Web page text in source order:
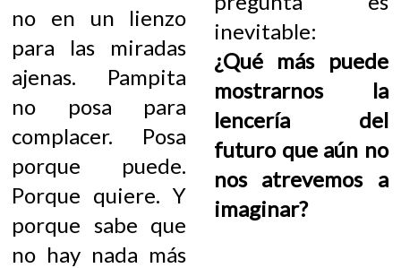
no en un lienzo
para las miradas
ajenas. Pampita
no posa para
complacer. Posa
porque puede.
Porque quiere. Y
porque sabe que
no hay nada más
inevitable:
¿Qué más puede
mostrarnos la
lencería del
futuro que aún no
nos atrevemos a
imaginar?